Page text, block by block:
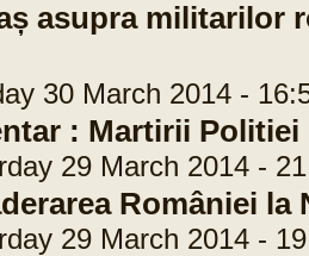
asupra militarilor
30 March 2014 -
: Martirii Politiei
29 March 2014 -
României la
29 March 2014 -